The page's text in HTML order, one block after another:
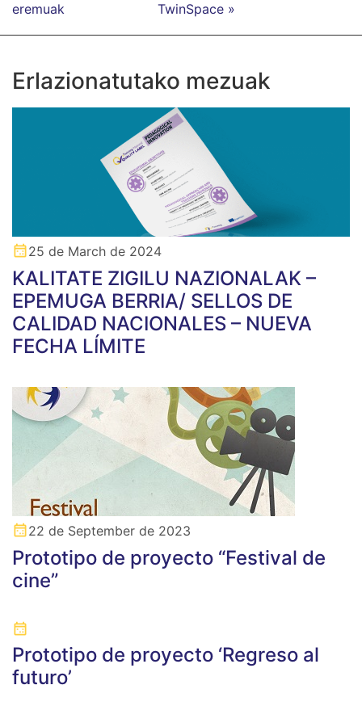
eremuak
TwinSpace »
Erlazionatutako mezuak
25 de March de 2024
KALITATE ZIGILU NAZIONALAK –
EPEMUGA BERRIA/ SELLOS DE
CALIDAD NACIONALES – NUEVA
FECHA LÍMITE
22 de September de 2023
Prototipo de proyecto “Festival de
cine”
Prototipo de proyecto ‘Regreso al
futuro’